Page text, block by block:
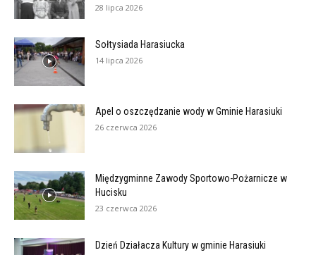
28 lipca 2026
Sołtysiada Harasiucka
14 lipca 2026
Apel o oszczędzanie wody w Gminie Harasiuki
26 czerwca 2026
Międzygminne Zawody Sportowo-Pożarnicze w
Hucisku
23 czerwca 2026
Dzień Działacza Kultury w gminie Harasiuki